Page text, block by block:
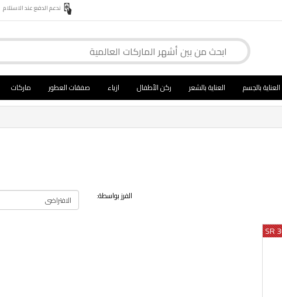
ندعم الدفع عند الاستلام
العناية بالجسم العناية بالشعر ركن الأطفال ازياء صفقات العطور ماركات
الفرز بواسطة: